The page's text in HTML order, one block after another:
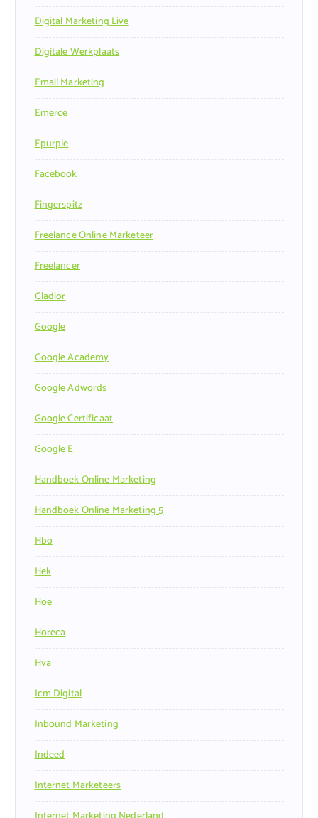
Digital Marketing Live
Digitale Werkplaats
Email Marketing
Emerce
Epurple
Facebook
Fingerspitz
Freelance Online Marketeer
Freelancer
Gladior
Google
Google Academy
Google Adwords
Google Certificaat
Google E
Handboek Online Marketing
Handboek Online Marketing 5
Hbo
Hek
Hoe
Horeca
Hva
Icm Digital
Inbound Marketing
Indeed
Internet Marketeers